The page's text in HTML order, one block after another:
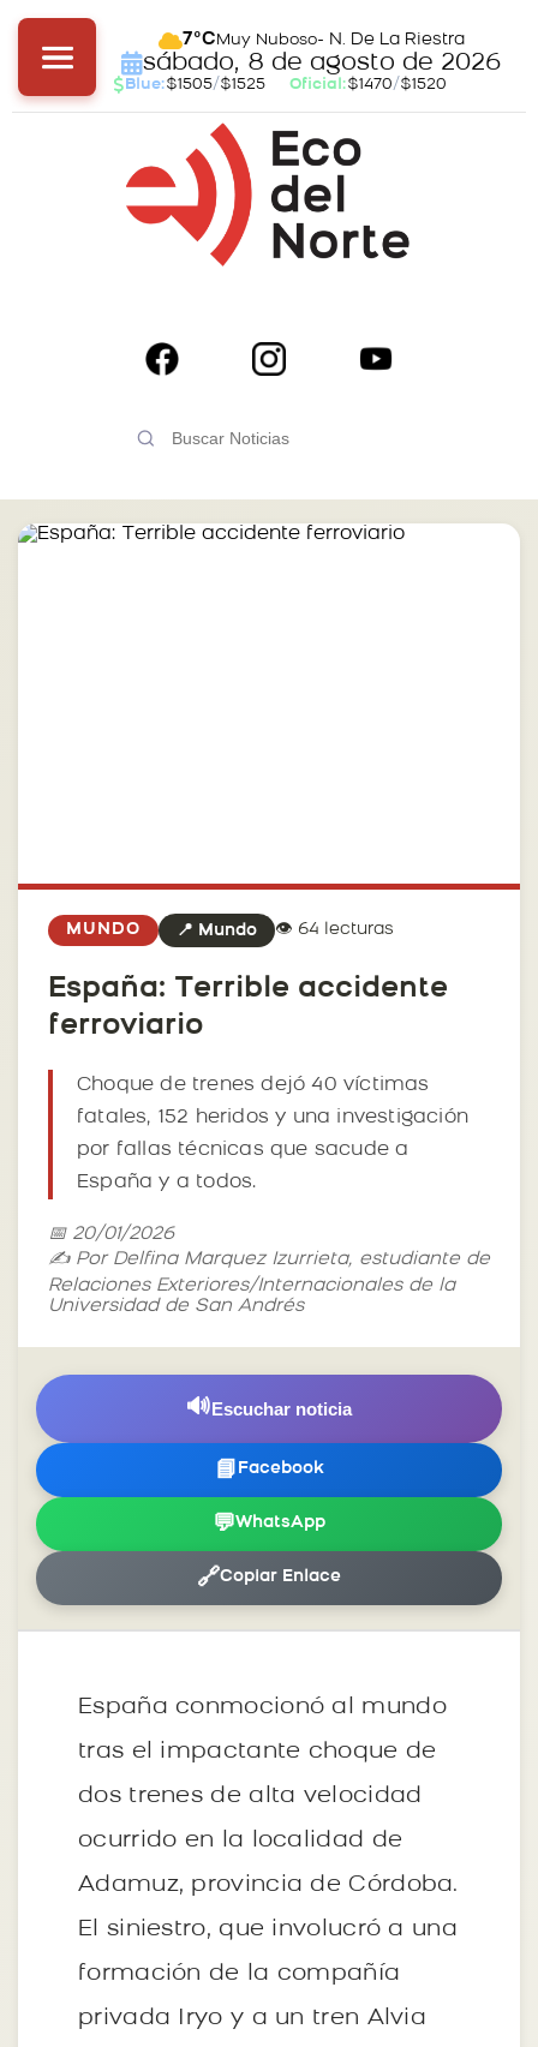
7°C Muy Nuboso- N. De La Riestra
sábado, 8 de agosto de 2026
Blue:$1505/$1525 Oficial:$1470/$1520
MUNDO 📍 Mundo 👁️ 64 lecturas
España: Terrible accidente
ferroviario
Choque de trenes dejó 40 víctimas
fatales, 152 heridos y una investigación
por fallas técnicas que sacude a
España y a todos.
📅 20/01/2026
✍️ Por Delfina Marquez Izurrieta, estudiante de
Relaciones Exteriores/Internacionales de la
Universidad de San Andrés
🔊Escuchar noticia
📘 Facebook
💬WhatsApp
🔗Copiar Enlace
España conmocionó al mundo
tras el impactante choque de
dos trenes de alta velocidad
ocurrido en la localidad de
Adamuz, provincia de Córdoba.
El siniestro, que involucró a una
formación de la compañía
privada Iryo y a un tren Alvia